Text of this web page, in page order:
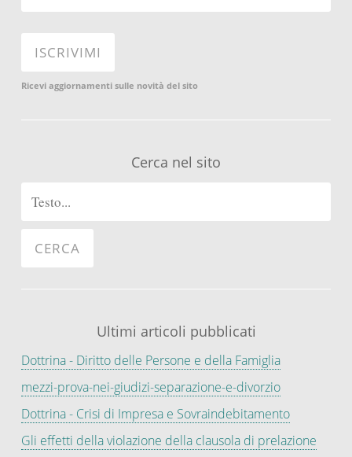
Ricevi aggiornamenti sulle novità del sito
Cerca nel sito
Ultimi articoli pubblicati
Dottrina - Diritto delle Persone e della Famiglia
mezzi-prova-nei-giudizi-separazione-e-divorzio
Dottrina - Crisi di Impresa e Sovraindebitamento
Gli effetti della violazione della clausola di prelazione